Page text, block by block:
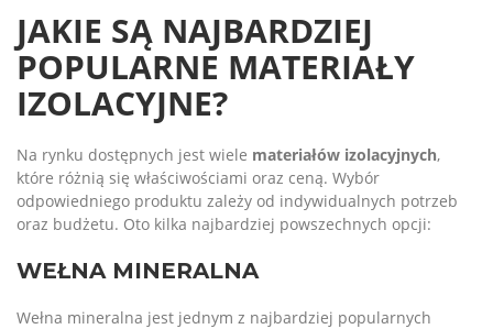
JAKIE SĄ NAJBARDZIEJ
POPULARNE MATERIAŁY
IZOLACYJNE?
Na rynku dostępnych jest wiele materiałów izolacyjnych,
które różnią się właściwościami oraz ceną. Wybór
odpowiedniego produktu zależy od indywidualnych potrzeb
oraz budżetu. Oto kilka najbardziej powszechnych opcji:
WEŁNA MINERALNA
Wełna mineralna jest jednym z najbardziej popularnych